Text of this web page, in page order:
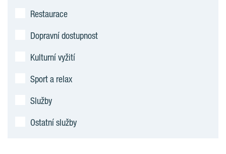
Restaurace
Dopravní dostupnost
Kulturní vyžití
Sport a relax
Služby
Ostatní služby